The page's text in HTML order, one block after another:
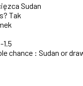
Sudan
Tak
-1.5
chance : Sudan or